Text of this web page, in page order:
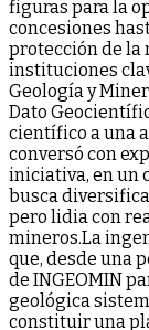
figuras para la
concesiones
protección de la
instituciones
Geología y
Dato
científico a una
conversó con
iniciativa, en un
busca
pero lidia con
mineros.La
que, desde una
de INGEOMIN
geológica
constituir una